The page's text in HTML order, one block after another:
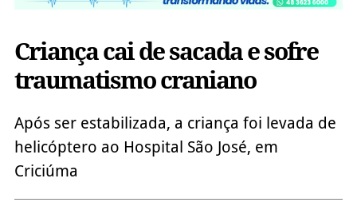
Criança cai de sacada e sofre
traumatismo craniano
Após ser estabilizada, a criança foi levada de
helicóptero ao Hospital São José, em
Criciúma